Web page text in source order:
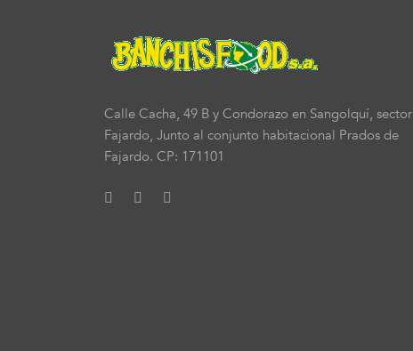
Calle Cacha, 49 B y Condorazo en Sangolquí, sector
Fajardo, Junto al conjunto habitacional Prados de
Fajardo. CP: 171101